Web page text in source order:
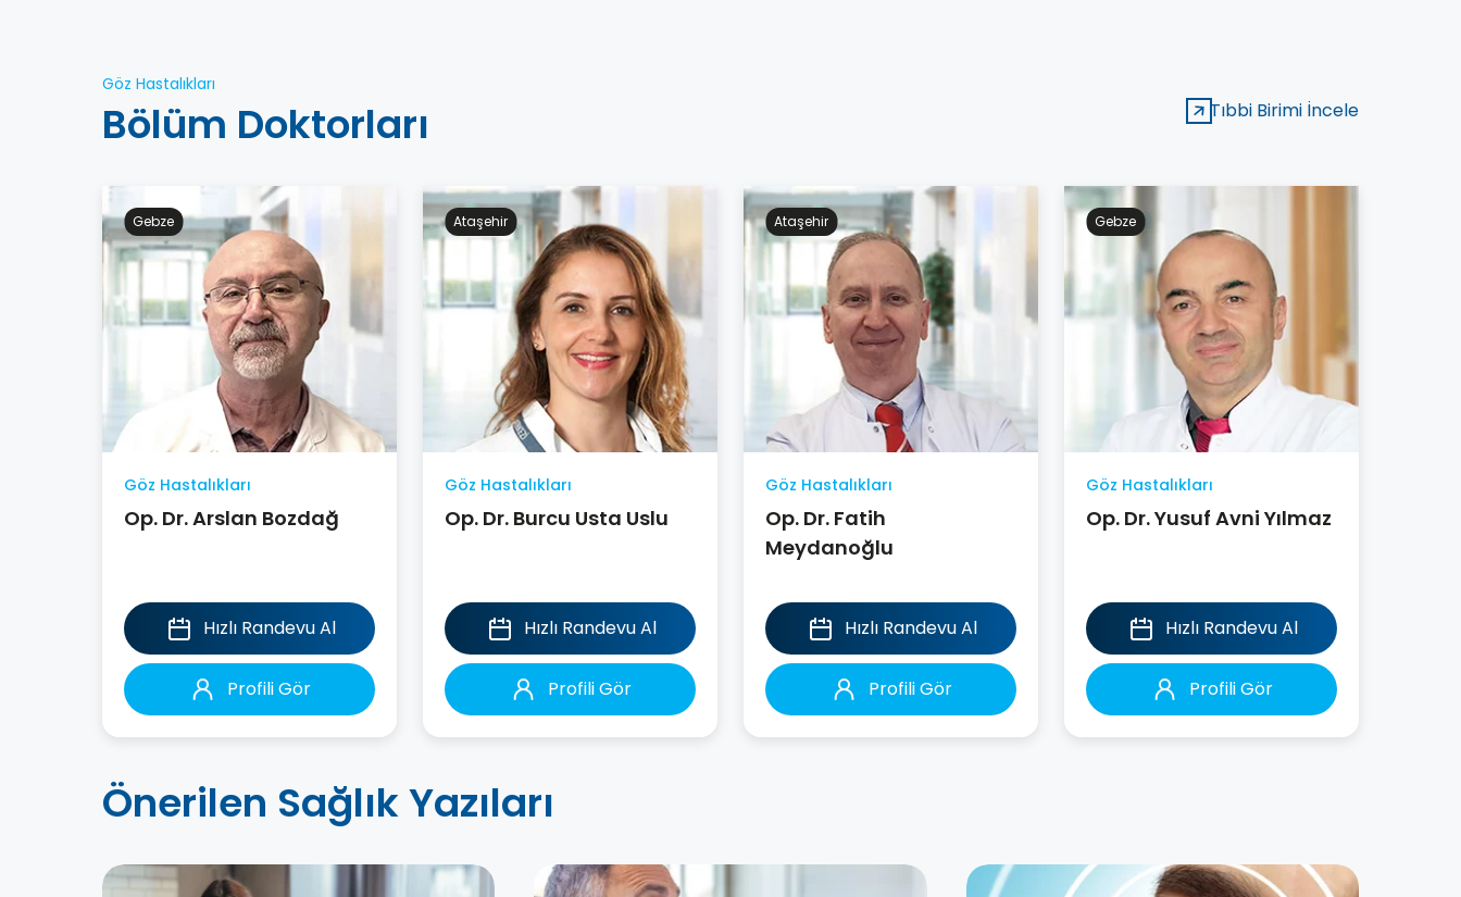
Göz Hastalıkları
Bölüm Doktorları Tıbbi Birimi İncele
Gebze
Göz Hastalıkları
Op. Dr. Arslan Bozdağ
Hızlı Randevu Al
Profili Gör
Ataşehir
Göz Hastalıkları
Op. Dr. Burcu Usta Uslu
Hızlı Randevu Al
Profili Gör
Ataşehir
Göz Hastalıkları
Op. Dr. Fatih
Meydanoğlu
Hızlı Randevu Al
Profili Gör
Gebze
Göz Hastalıkları
Op. Dr. Yusuf Avni Yılmaz
Hızlı Randevu Al
Profili Gör
Önerilen Sağlık Yazıları